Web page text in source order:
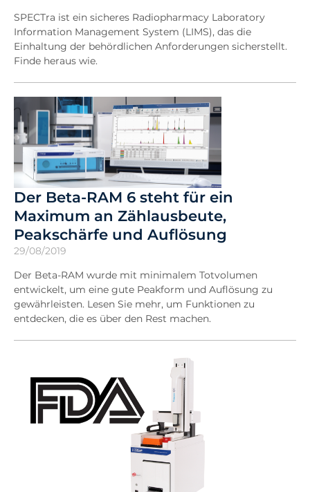
SPECTra ist ein sicheres Radiopharmacy Laboratory
Information Management System (LIMS), das die
Einhaltung der behördlichen Anforderungen sicherstellt.
Finde heraus wie.
Der Beta-RAM 6 steht für ein
Maximum an Zählausbeute,
Peakschärfe und Auflösung
29/08/2019
Der Beta-RAM wurde mit minimalem Totvolumen
entwickelt, um eine gute Peakform und Auflösung zu
gewährleisten. Lesen Sie mehr, um Funktionen zu
entdecken, die es über den Rest machen.